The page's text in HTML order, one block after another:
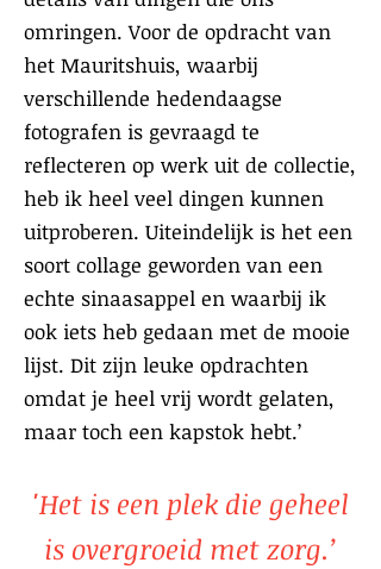
omringen. Voor de opdracht van
het Mauritshuis, waarbij
verschillende hedendaagse
fotografen is gevraagd te
reflecteren op werk uit de collectie,
heb ik heel veel dingen kunnen
uitproberen. Uiteindelijk is het een
soort collage geworden van een
echte sinaasappel en waarbij ik
ook iets heb gedaan met de mooie
lijst. Dit zijn leuke opdrachten
omdat je heel vrij wordt gelaten,
maar toch een kapstok hebt.’
'Het is een plek die geheel
is overgroeid met zorg.’